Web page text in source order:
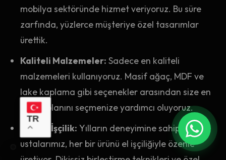
mobilya sektöründe hizmet veriyoruz. Bu süre
zarfında, yüzlerce müşteriye özel tasarımlar
ürettik.
Kaliteli Malzemeler: Sadece en kaliteli
malzemeleri kullanıyoruz. Masif ağaç, MDF ve
lake kaplama gibi seçenekler arasından size en
uygun olanını seçmenize yardımcı oluyoruz.
Uzman İşçilik: Yılların deneyimine sahip
ustalarımız, her bir ürünü el işçiliğiyle özenle
TR